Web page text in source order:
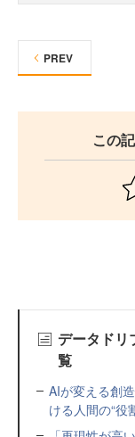
PREV
この
データドリ
覧
AIが変える創
ける人間の“役